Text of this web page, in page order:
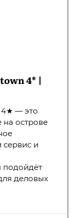
4* |
4★ — это
на острове
сервис и
подойдёт
деловых